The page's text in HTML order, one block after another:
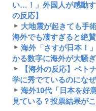
い…！」外国人が感動
の反応】
大地震が起きても手
海外でも凄すぎると絶賛
海外「さすが日本！
かる数字に海外が大騒ぎ
【海外の反応】ベト
学に秀でているのにな
海外10代「日本を好
見ている？投票結果がこ